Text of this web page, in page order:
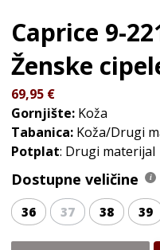
Caprice 9-
Ženske
69,95 €
Gornjište: Koža
Tabanica: Koža/Drugi
Potplat: Drugi materijal
Dostupne veličine
36 37 38 39